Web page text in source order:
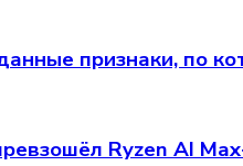
признаки, по
Ryzen AI